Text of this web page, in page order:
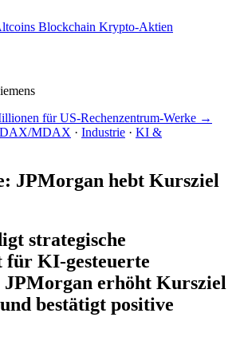
Blockchain Krypto-Aktien
für US-Rechenzentrum-Werke →
DAX/MDAX · Industrie · KI &
JPMorgan hebt Kursziel
strategische
für KI-gesteuerte
JPMorgan erhöht Kursziel
bestätigt positive